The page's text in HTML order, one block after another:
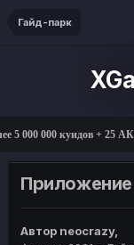
Гайд-парк
000 000 куидов + 25
Приложение
Автор neocrazy,